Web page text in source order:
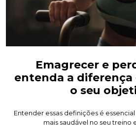
Emagrecer e
entenda a
o seu
Entender essas definições é
mais saudável no seu treino